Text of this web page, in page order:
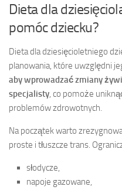
Dieta dla
pomóc dziecku?
Dieta dla dziesięcioletniego
planowania, które uwzględni
aby wprowadzać zmiany
specjalisty, co pomoże
problemów zdrowotnych.
Na początek warto
proste i tłuszcze trans.
słodycze,
napoje gazowane,